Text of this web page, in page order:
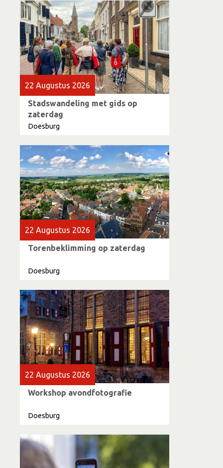
22 Augustus 2026
Stadswandeling met gids op
zaterdag
Doesburg
22 Augustus 2026
Torenbeklimming op zaterdag
Doesburg
22 Augustus 2026
Workshop avondfotografie
Doesburg